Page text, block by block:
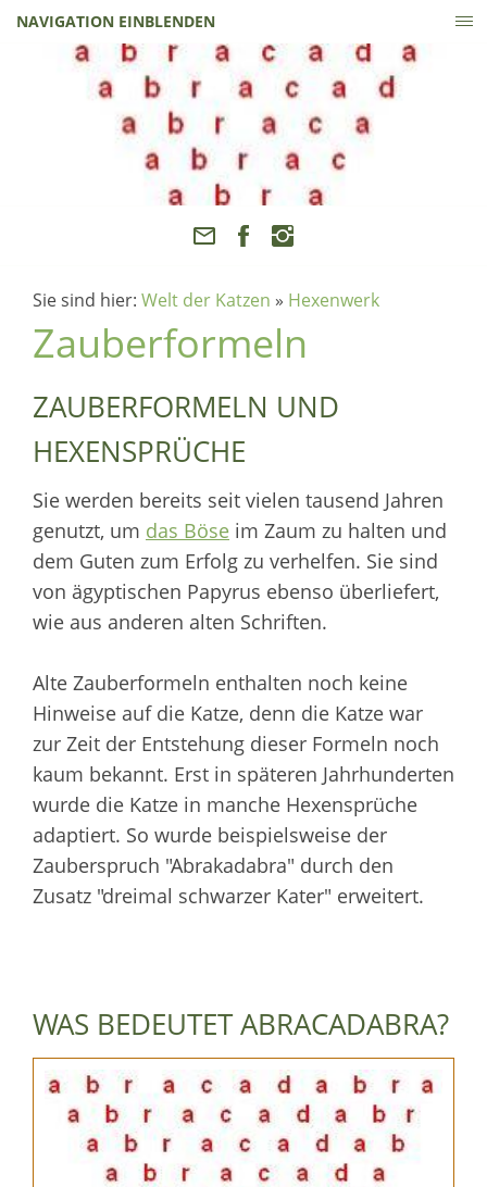
NAVIGATION EINBLENDEN
Sie sind hier: Welt der Katzen » Hexenwerk
Zauberformeln
ZAUBERFORMELN UND
HEXENSPRÜCHE
Sie werden bereits seit vielen tausend Jahren
genutzt, um das Böse im Zaum zu halten und
dem Guten zum Erfolg zu verhelfen. Sie sind
von ägyptischen Papyrus ebenso überliefert,
wie aus anderen alten Schriften.
Alte Zauberformeln enthalten noch keine
Hinweise auf die Katze, denn die Katze war
zur Zeit der Entstehung dieser Formeln noch
kaum bekannt. Erst in späteren Jahrhunderten
wurde die Katze in manche Hexensprüche
adaptiert. So wurde beispielsweise der
Zauberspruch "Abrakadabra" durch den
Zusatz "dreimal schwarzer Kater" erweitert.
WAS BEDEUTET ABRACADABRA?